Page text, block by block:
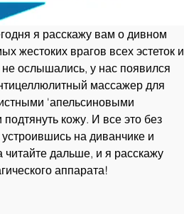
я расскажу вам о дивном
жестоких врагов всех эстеток и
ослышались, у нас появился
массажер для
'апельсиновыми
кожу. И все это без
на диванчике и
дальше, и я расскажу
аппарата!